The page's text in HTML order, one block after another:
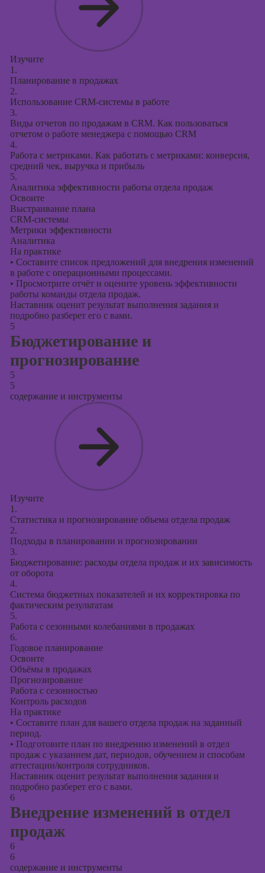
Изучите
1.
Планирование в продажах
2.
Использование CRM-системы в работе
3.
Виды отчетов по продажам в CRM. Как пользоваться
отчетом о работе менеджера с помощью CRM
4.
Работа с метриками. Как работать с метриками: конверсия,
средний чек, выручка и прибыль
5.
Аналитика эффективности работы отдела продаж
Освоите
Выстраивание плана
CRM-системы
Метрики эффективности
Аналитика
На практике
• Составите список предложений для внедрения изменений
в работе с операционными процессами.
• Просмотрите отчёт и оцените уровень эффективности
работы команды отдела продаж.
Наставник оценит результат выполнения задания и
подробно разберет его с вами.
5
Бюджетирование и
прогнозирование
5
5
содержание и инструменты
Изучите
1.
Статистика и прогнозирование объема отдела продаж
2.
Подходы в планировании и прогнозировании
3.
Бюджетирование: расходы отдела продаж и их зависимость
от оборота
4.
Система бюджетных показателей и их корректировка по
фактическим результатам
5.
Работа с сезонными колебаниями в продажах
6.
Годовое планирование
Освоите
Объёмы в продажах
Прогнозирование
Работа с сезонностью
Контроль расходов
На практике
• Составите план для вашего отдела продаж на заданный
период.
• Подготовите план по внедрению изменений в отдел
продаж с указанием дат, периодов, обучением и способам
аттестации/контроля сотрудников.
Наставник оценит результат выполнения задания и
подробно разберет его с вами.
6
Внедрение изменений в отдел
продаж
6
6
содержание и инструменты